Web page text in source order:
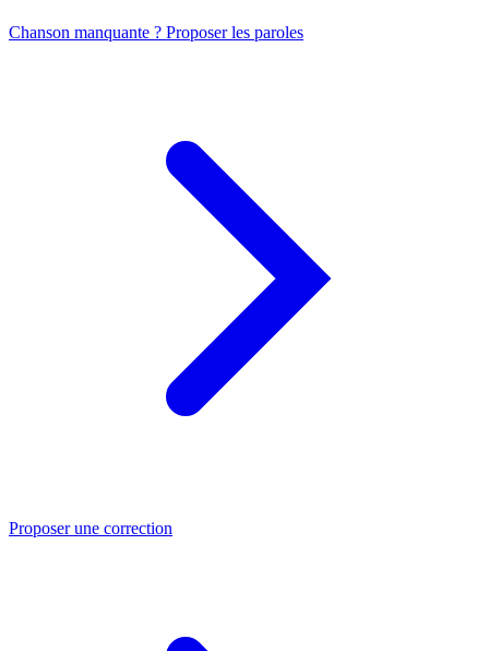
Chanson manquante ? Proposer les paroles
Proposer une correction